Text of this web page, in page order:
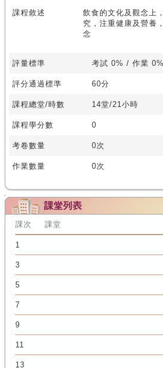
課程敘述
飲食的文化及觀念上
究，注重健康及營養
念
評量標準 考試 0% / 作業
評分通過標準 60分
課程總堂/時數 14堂/21小時
課程學分數 0
考卷數量 0次
作業數量 0次
課次 課堂
1
3
5
7
9
11
13